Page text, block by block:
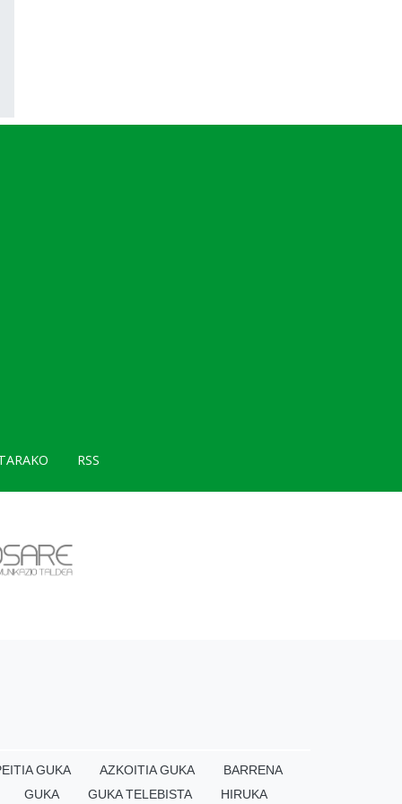
RSS
GUKA AZKOITIA GUKA
BARRENA
GUKA
GUKA TELEBISTA HIRUKA